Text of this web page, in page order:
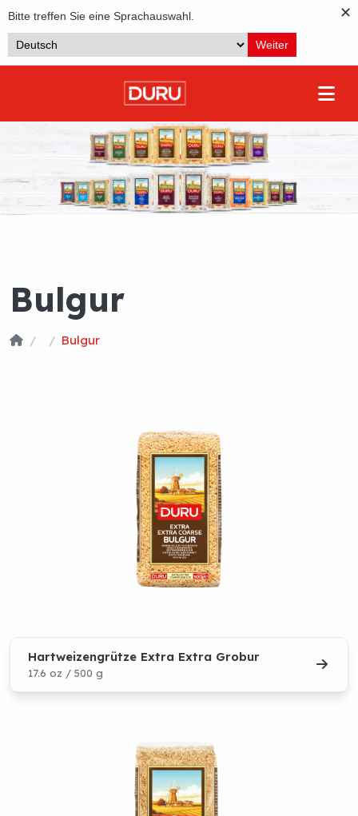
Bitte treffen Sie eine Sprachauswahl.
Weiter
✕
Bulgur
Hartweizengrütze Extra Extra Grobur
17.6 oz / 500 g